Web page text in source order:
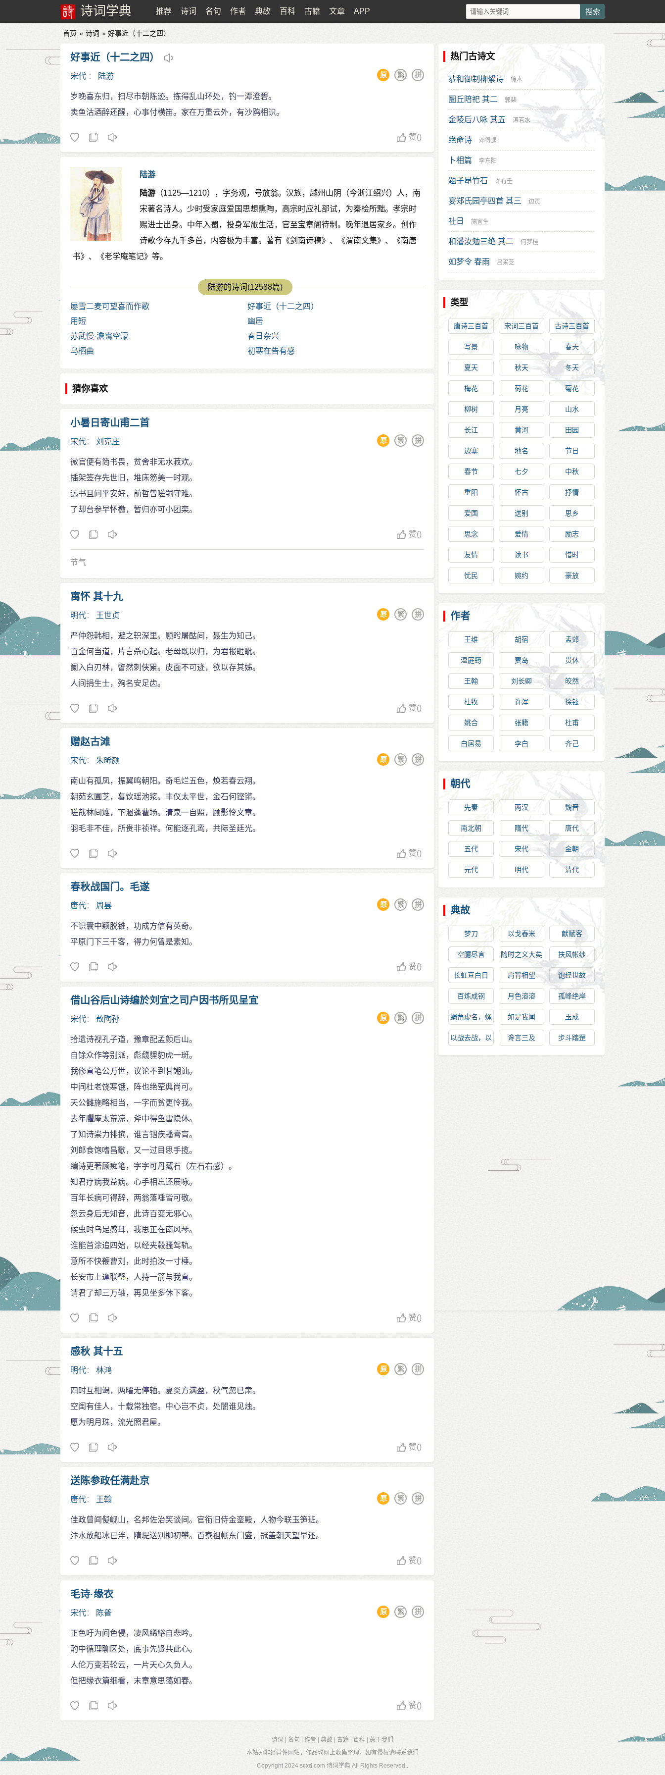
诗词学典 推荐 诗词 名句 作者 典故 百科 古籍 文章 APP
首页 » 诗词 » 好事近（十二之四）
好事近（十二之四）
宋代 ： 陆游 拼
繁
原
岁晚喜东归，扫尽市朝陈迹。拣得乱山环处，钓一潭澄碧。
卖鱼沽酒醉还醒，心事付横笛。家在万重云外，有沙鸥相识。
赞()
陆游
陆游 （1125—1210），字务观，号放翁。汉族，越州山阴（今浙江绍兴）人，南
宋著名诗人。少时受家庭爱国思想熏陶，高宗时应礼部试，为秦桧所黜。孝宗时
赐进士出身。中年入蜀，投身军旅生活，官至宝章阁待制。晚年退居家乡。创作
诗歌今存九千多首，内容极为丰富。著有《剑南诗稿》、《渭南文集》、《南唐
书》、《老学庵笔记》等。
陆游的诗词(12588篇)
屡雪二麦可望喜而作歌
好事近（十二之四）
用短
幽居
苏武慢·澹霭空濛
春日杂兴
乌栖曲
初寒在告有感
猜你喜欢
小暑日寄山甫二首
宋代： 刘克庄 拼
繁
原
微官便有简书畏，贫舍非无水菽欢。
插架签存先世旧，堆床笏美一时观。
远书且问平安好，前哲曾嗟嗣守难。
了却台参早怀檄，暂归亦可小团栾。
赞()
节气
寓怀 其十九
明代： 王世贞 拼
繁
原
严仲怨韩相，避之轵深里。顾盻屠酤间，聂生为知己。
百金何当道，片言杀心起。老母既以归，为君报睚眦。
阑入白刃林，瞥然刺侠累。皮面不可迹，欲以存其姊。
人间捐生士，殉名安足齿。
赞()
赠赵古滩
宋代： 朱晞颜 拼
繁
原
南山有孤凤，振翼鸣朝阳。奇毛烂五色，焕若春云翔。
朝茹玄圃芝，暮饮瑶池浆。丰仪太平世，金石何铿锵。
嗟哉林间雉，下溷蓬藋场。清泉一自照，顾影怜文章。
羽毛非不佳，所贵非祯祥。何能逐孔鸾，共际圣廷光。
赞()
春秋战国门。毛遂
唐代： 周昙 拼
繁
原
不识囊中颖脱锥，功成方信有英奇。
平原门下三千客，得力何曾是素知。
赞()
借山谷后山诗编於刘宜之司户因书所见呈宜
宋代： 敖陶孙 拼
繁
原
拾遗诗视孔子道，豫章配孟颜后山。
自馀众作等别派，彪虥貍豹虎一斑。
我修直笔公万世，议论不到甘謿讪。
中间杜老饶寒饿，阵也绝荤典尚可。
天公雠施略相当，一字而贫更怜我。
去年臞庵太荒凉，斧中得鱼雷隐休。
了知诗崇力排摈，谁言锢疾蟠膏肓。
刘郎食饱嗜昌歜，又一过目思手揽。
编诗更著顾痴笔，字字可丹藏石（左石右感）。
知君疗病我益病。心手相忘还展咏。
百年长病可得辞，两翁落唾皆可敬。
忽云身后无知音，此诗百变无邪心。
候虫时乌足感耳，我思正在南风琴。
谁能首涂追四始，以经夹毂骚驾轨。
意所不快鞭曹刘，此时拍汝一寸棰。
长安市上逢联璧，人持一箭与我直。
请君了却三万轴，再见坐多休下客。
赞()
感秋 其十五
明代： 林鸿 拼
繁
原
四时互相竭，两曜无停轴。夏炎方满盈，秋气忽已肃。
空闺有佳人，十载常独宿。中心岂不贞，处闇谁见烛。
愿为明月珠，流光照君屋。
赞()
送陈参政任满赴京
唐代： 王翰 拼
繁
原
佳政曾闻儗岘山，名邦佐治笑谈间。官衔旧侍金銮殿，人物今联玉笋班。
汴水放船冰已泮，隋堤送别柳初攀。百寮祖帐东门盛，冠盖朝天望早还。
赞()
毛诗·缘衣
宋代： 陈普 拼
繁
原
正色吁为间色侵，凄风絺綌自悲吟。
酌中循理聊区处，底事先贤共此心。
人伦万变若轮云，一片天心久负人。
但把缘衣篇细看，末章意思蔼如春。
赞()
热门古诗文
恭和御制柳絮诗 徐本
圜丘陪祀 其二 郭棐
金陵后八咏 其五 湛若水
绝命诗 邓得遇
卜相篇 李东阳
题子昂竹石 许有壬
宴郑氏园亭四首 其三 边贡
社日 施宜生
和潘汝勉三绝 其二 何梦桂
如梦令 春雨 吕采芝
类型
唐诗三百首 宋词三百首 古诗三百首
写景 咏物 春天
夏天 秋天 冬天
梅花 荷花 菊花
柳树 月亮 山水
长江 黄河 田园
边塞 地名 节日
春节 七夕 中秋
重阳 怀古 抒情
爱国 送别 思乡
思念 爱情 励志
友情 读书 惜时
忧民 婉约 豪放
作者
王维 胡宿 孟郊
温庭筠 贾岛 贯休
王翰 刘长卿 皎然
杜牧 许浑 徐铉
姚合 张籍 杜甫
白居易 李白 齐己
朝代
先秦 两汉 魏晋
南北朝 隋代 唐代
五代 宋代 金朝
元代 明代 清代
典故
梦刀 以戈舂米 献赋客
空臆尽言
随时之义大矣
哉
扶风帐纱
长虹亘白日 肩背相望 饱经世故
百炼成钢 月色溶溶 孤峰绝岸
蜗角虚名，蝇
头微利
如是我闻 玉成
以战去战，以
谗言三及 步斗踏罡
诗词 名句 作者 典故 古籍 百科
关于我们
本站为非经营性网站，作品均网上收集整理，如有侵权请联系我们
Copyright 2024 scxd.com 诗词学典 All Rights Reserved .